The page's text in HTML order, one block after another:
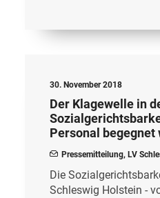
30. November 2018
Der Klagewelle in
Personal begegnet
Pressemitteilung, LV
Die
Schleswig Holstein -